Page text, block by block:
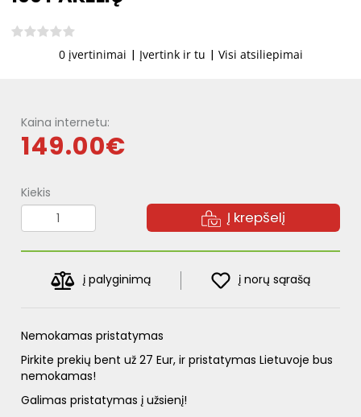
0 įvertinimai | Įvertink ir tu | Visi atsiliepimai
Kaina internetu:
149.00€
Kiekis
Į krepšelį
į palyginimą į norų sąrašą
Nemokamas pristatymas
Pirkite prekių bent už 27 Eur, ir pristatymas Lietuvoje bus
nemokamas!
Galimas pristatymas į užsienį!